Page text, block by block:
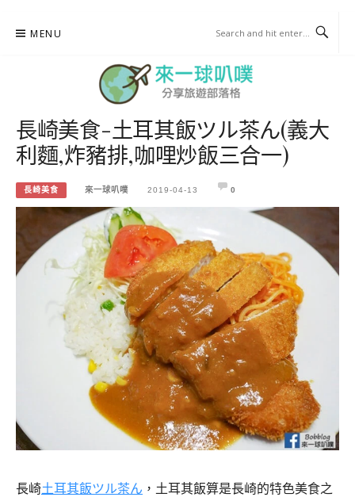
MENU
來一球叭噗
分享日本自助部落格
長崎美食-土耳其飯ツル茶ん(義大
利麵,炸豬排,咖哩炒飯三合一)
長崎美食 來一球叭噗 2019-04-13 0
長崎土耳其飯ツル茶ん ，土耳其飯算是長崎的特色美食之